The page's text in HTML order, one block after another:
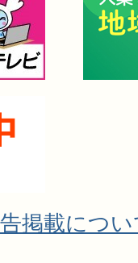
掲載につ